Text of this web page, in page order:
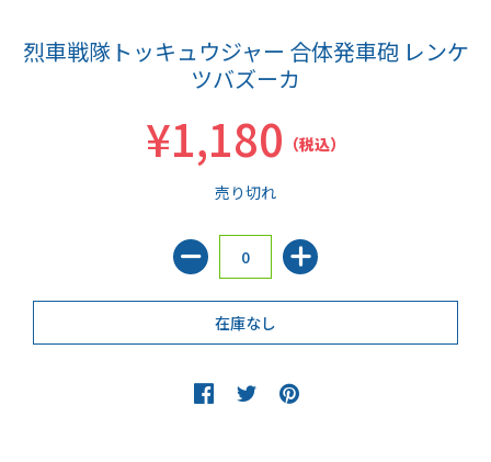
烈車戦隊トッキュウジャー 合体発車砲 レンケ
ツバズーカ
¥1,180 （税込）
売り切れ